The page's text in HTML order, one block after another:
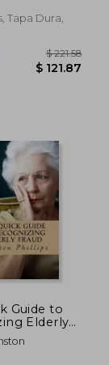
Tapa Dura,
Guide to
Elderly